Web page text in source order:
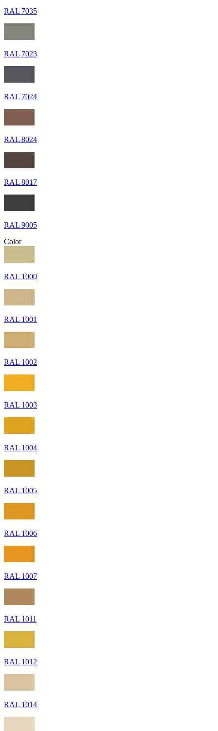
RAL 7035
RAL 7023
RAL 7024
RAL 8024
RAL 8017
RAL 9005
Color
RAL 1000
RAL 1001
RAL 1002
RAL 1003
RAL 1004
RAL 1005
RAL 1006
RAL 1007
RAL 1011
RAL 1012
RAL 1014